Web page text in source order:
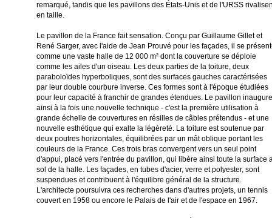
remarqué, tandis que les pavillons des États-Unis et de l'URSS
en taille.
Le pavillon de la France fait sensation. Conçu par Guillaume Gillet et
René Sarger, avec l'aide de Jean Prouvé pour les façades, il se
comme une vaste halle de 12 000 m² dont la couverture se déploie
comme les ailes d'un oiseau. Les deux parties de la toiture, deux
paraboloïdes hyperboliques, sont des surfaces gauches caractérisées
par leur double courbure inverse. Ces formes sont à l'époque étudiées
pour leur capacité à franchir de grandes étendues. Le pavillon inaugure
ainsi à la fois une nouvelle technique - c'est la première utilisation à
grande échelle de couvertures en résilles de câbles prétendus - et une
nouvelle esthétique qui exalte la légèreté. La toiture est soutenue par
deux poutres horizontales, équilibrées par un mât oblique portant les
couleurs de la France. Ces trois bras convergent vers un seul point
d'appui, placé vers l'entrée du pavillon, qui libère ainsi toute la surface
sol de la halle. Les façades, en tubes d'acier, verre et polyester, sont
suspendues et contribuent à l'équilibre général de la structure.
L'architecte poursuivra ces recherches dans d'autres projets, un tennis
couvert en 1958 ou encore le Palais de l'air et de l'espace en 1967.